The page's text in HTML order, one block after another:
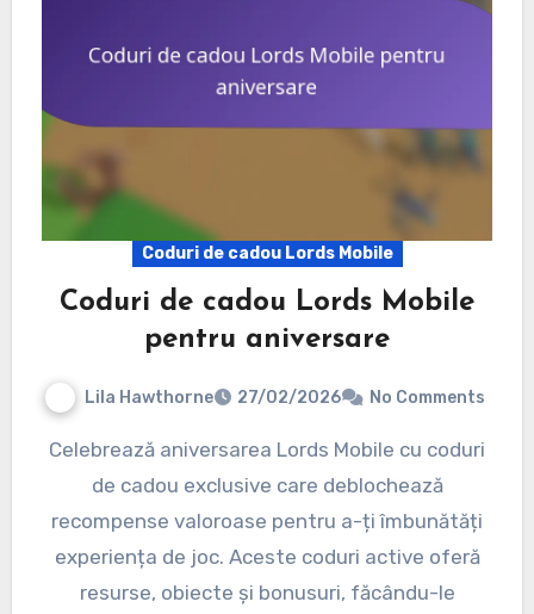
Coduri de cadou Lords Mobile
Coduri de cadou Lords Mobile
pentru aniversare
Lila Hawthorne 27/02/2026 No Comments
Celebrează aniversarea Lords Mobile cu coduri
de cadou exclusive care deblochează
recompense valoroase pentru a-ți îmbunătăți
experiența de joc. Aceste coduri active oferă
resurse, obiecte și bonusuri, făcându-le